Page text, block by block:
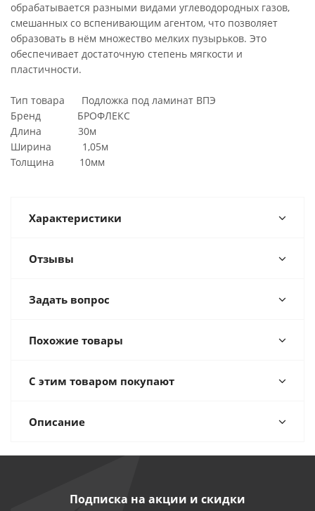
обрабатывается разными видами углеводородных газов,
смешанных со вспенивающим агентом, что позволяет
образовать в нём множество мелких пузырьков. Это
обеспечивает достаточную степень мягкости и
пластичности.
Тип товара Подложка под ламинат ВПЭ
Бренд БРОФЛЕКС
Длина 30м
Ширина 1,05м
Толщина 10мм
Характеристики
Отзывы
Задать вопрос
Похожие товары
С этим товаром покупают
Описание
Подписка на акции и скидки